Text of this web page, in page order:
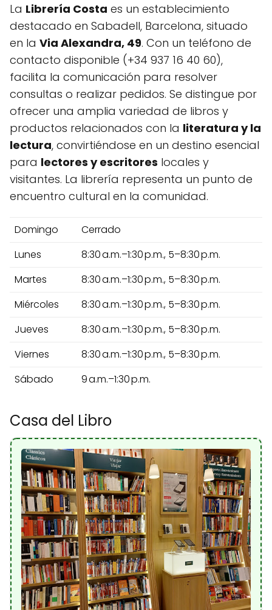
La Librería Costa es un establecimiento
destacado en Sabadell, Barcelona, situado
en la Via Alexandra, 49. Con un teléfono de
contacto disponible (+34 937 16 40 60),
facilita la comunicación para resolver
consultas o realizar pedidos. Se distingue por
ofrecer una amplia variedad de libros y
productos relacionados con la literatura y la
lectura, convirtiéndose en un destino esencial
para lectores y escritores locales y
visitantes. La librería representa un punto de
encuentro cultural en la comunidad.
Domingo
Cerrado
Lunes
8:30 a.m.–1:30 p.m., 5–8:30 p.m.
Martes
8:30 a.m.–1:30 p.m., 5–8:30 p.m.
Miércoles
8:30 a.m.–1:30 p.m., 5–8:30 p.m.
Jueves
8:30 a.m.–1:30 p.m., 5–8:30 p.m.
Viernes
8:30 a.m.–1:30 p.m., 5–8:30 p.m.
Sábado
9 a.m.–1:30 p.m.
Casa del Libro